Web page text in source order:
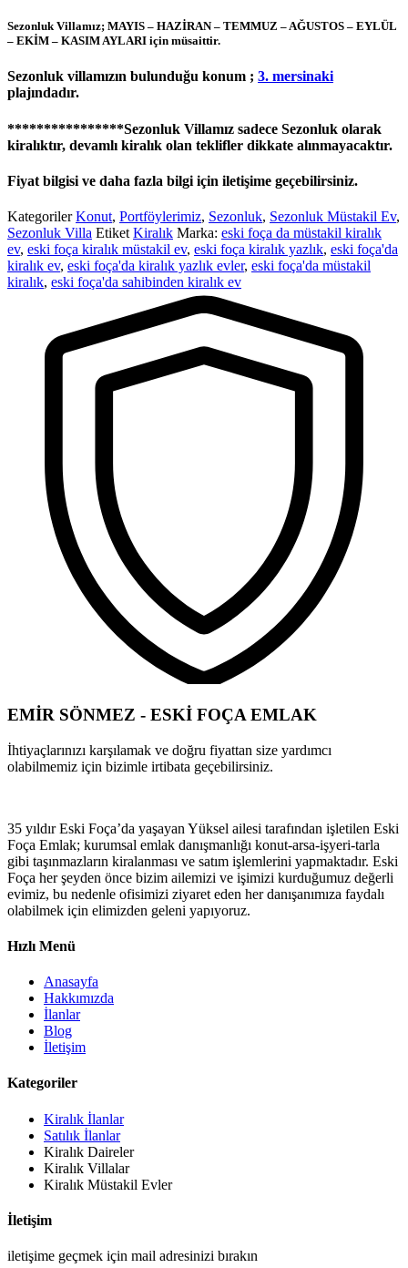
Sezonluk Villamız; MAYIS – HAZİRAN – TEMMUZ – AĞUSTOS – EYLÜL
– EKİM – KASIM AYLARI için müsaittir.
Sezonluk villamızın bulunduğu konum ; 3. mersinaki
plajındadır.
****************Sezonluk Villamız sadece Sezonluk olarak
kiralıktır, devamlı kiralık olan teklifler dikkate alınmayacaktır.
Fiyat bilgisi ve daha fazla bilgi için iletişime geçebilirsiniz.
Kategoriler Konut, Portföylerimiz, Sezonluk, Sezonluk Müstakil Ev,
Sezonluk Villa Etiket Kiralık Marka: eski foça da müstakil kiralık
ev, eski foça kiralık müstakil ev, eski foça kiralık yazlık, eski foça'da
kiralık ev, eski foça'da kiralık yazlık evler, eski foça'da müstakil
kiralık, eski foça'da sahibinden kiralık ev
EMİR SÖNMEZ - ESKİ FOÇA EMLAK
İhtiyaçlarınızı karşılamak ve doğru fiyattan size yardımcı
olabilmemiz için bizimle irtibata geçebilirsiniz.
35 yıldır Eski Foça’da yaşayan Yüksel ailesi tarafından işletilen Eski
Foça Emlak; kurumsal emlak danışmanlığı konut-arsa-işyeri-tarla
gibi taşınmazların kiralanması ve satım işlemlerini yapmaktadır. Eski
Foça her şeyden önce bizim ailemizi ve işimizi kurduğumuz değerli
evimiz, bu nedenle ofisimizi ziyaret eden her danışanımıza faydalı
olabilmek için elimizden geleni yapıyoruz.
Hızlı Menü
Anasayfa
Hakkımızda
İlanlar
Blog
İletişim
Kategoriler
Kiralık İlanlar
Satılık İlanlar
Kiralık Daireler
Kiralık Villalar
Kiralık Müstakil Evler
İletişim
iletişime geçmek için mail adresinizi bırakın